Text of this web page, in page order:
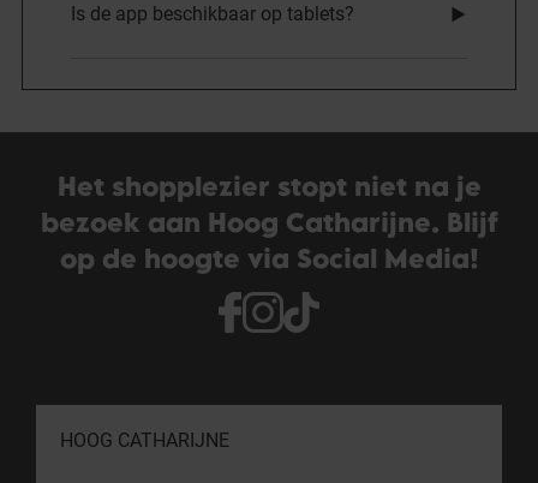
Is de app beschikbaar op tablets?
Het shopplezier stopt niet na je
bezoek aan Hoog Catharijne. Blijf
op de hoogte via Social Media!
HOOG CATHARIJNE